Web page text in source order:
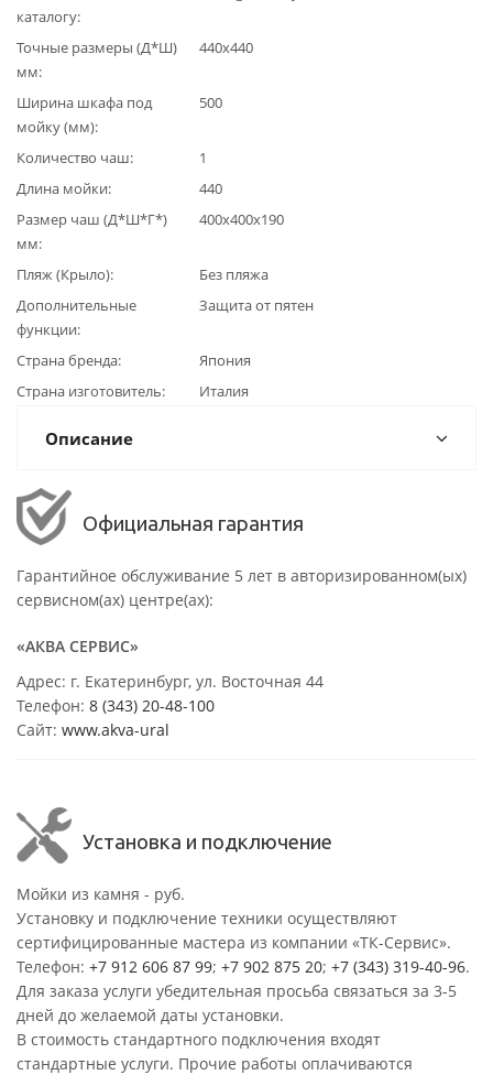
каталогу
Точные размеры (Д*Ш)
мм
440х440
Ширина шкафа под
мойку (мм)
500
Количество чаш
1
Длина мойки
440
Размер чаш (Д*Ш*Г*)
мм
400х400x190
Пляж (Крыло)
Без пляжа
Дополнительные
функции
Защита от пятен
Страна бренда
Япония
Страна изготовитель
Италия
Описание
Официальная гарантия
Гарантийное обслуживание 5 лет в авторизированном(ых)
сервисном(ах) центре(ах):
«АКВА СЕРВИС»
Адрес: г. Екатеринбург, ул. Восточная 44
Телефон: 8 (343) 20-48-100
Сайт: www.akva-ural
Установка и подключение
Мойки из камня - руб.
Установку и подключение техники осуществляют
сертифицированные мастера из компании «ТК-Сервис».
Телефон: +7 912 606 87 99; +7 902 875 20; +7 (343) 319-40-96.
Для заказа услуги убедительная просьба связаться за 3-5
дней до желаемой даты установки.
В стоимость стандартного подключения входят
стандартные услуги. Прочие работы оплачиваются